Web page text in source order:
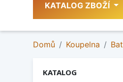
KATALOG ZBOŽÍ
Domů Koupelna
KATALOG